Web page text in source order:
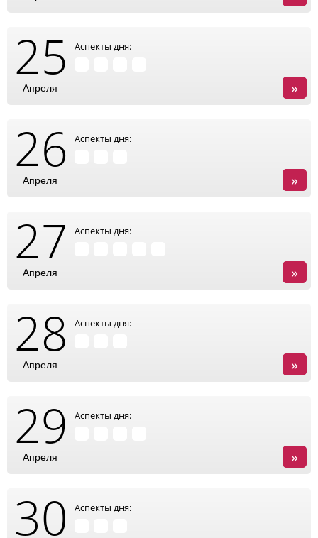
25
Апреля
Аспекты дня:
»
26
Апреля
Аспекты дня:
»
27
Апреля
Аспекты дня:
»
28
Апреля
Аспекты дня:
»
29
Апреля
Аспекты дня:
»
30 Аспекты дня: